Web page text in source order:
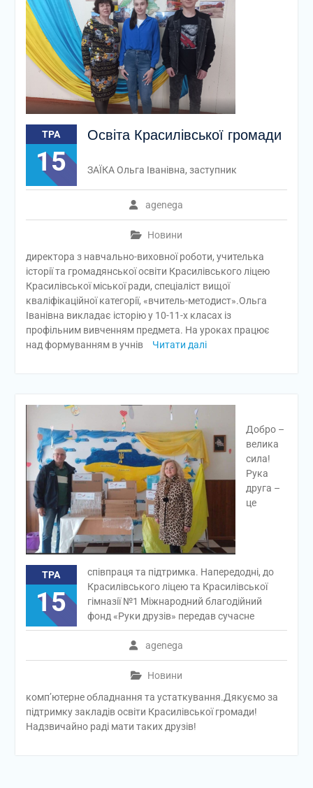
ТРА
15
Освіта Красилівської громади
agenega
Новини
ЗАЇКА Ольга Іванівна, заступник
директора з навчально-виховної роботи, учителька
історії та громадянської освіти Красилівського ліцею
Красилівської міської ради, спеціаліст вищої
кваліфікаційної категорії, «вчитель-методист».Ольга
Іванівна викладає історію у 10-11-х класах із
профільним вивченням предмета. На уроках працює
над формуванням в учнів
Читати далі
ТРА
15
agenega
Новини
Добро –
велика
сила!
Рука
друга –
це
співпраця та підтримка. Напередодні, до
Красилівського ліцею та Красилівської
гімназії №1 Міжнародний благодійний
фонд «Руки друзів» передав сучасне
комп’ютерне обладнання та устаткування.Дякуємо за
підтримку закладів освіти Красилівської громади!
Надзвичайно раді мати таких друзів!